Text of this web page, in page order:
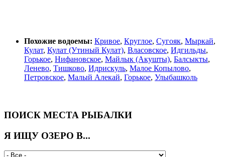
Похожие водоемы: Кривое, Круглое, Сугояк, Мыркай,
Кулат, Кулат (Утиный Кулат), Власовское, Идгильды,
Горькое, Нифановское, Майлык (Акушты), Балсыкты,
Ленево, Тишково, Идрискуль, Малое Копылово,
Петровское, Малый Алекай, Горькое, Улыбашколь
ПОИСК МЕСТА РЫБАЛКИ
Я ИЩУ ОЗЕРО В...